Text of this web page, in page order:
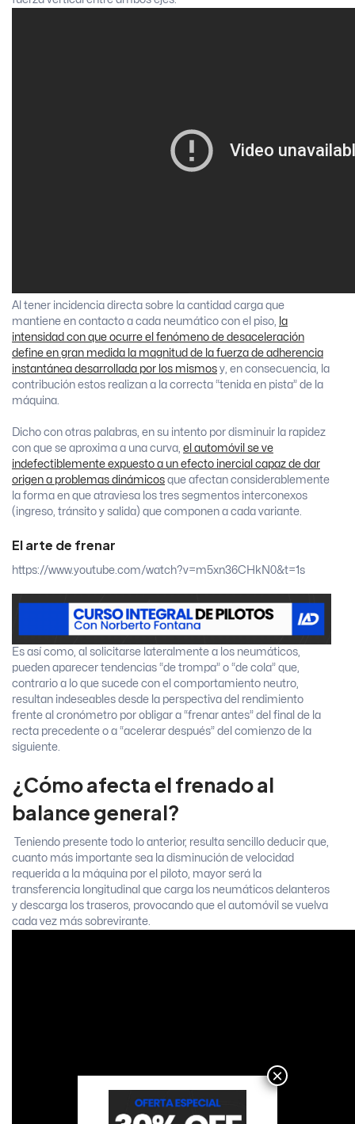
Al tener incidencia directa sobre la cantidad carga que
mantiene en contacto a cada neumático con el piso,
la
intensidad con que ocurre el fenómeno de desaceleración
define en gran medida la magnitud de la fuerza de adherencia
instantánea desarrollada por los mismos y, en consecuencia, la
contribución estos realizan a la correcta “tenida en pista” de la
máquina.
Dicho con otras palabras, en su intento por disminuir la rapidez
con que se aproxima a una curva, el automóvil se ve
indefectiblemente expuesto a un efecto inercial capaz de dar
origen a problemas dinámicos que afectan considerablemente
la forma en que atraviesa los tres segmentos interconexos
(ingreso, tránsito y salida) que componen a cada variante.
El arte de frenar
https://www.youtube.com/watch?v=m5xn36CHkN0&t=1s
Es así como, al solicitarse lateralmente a los neumáticos,
pueden aparecer tendencias “de trompa” o “de cola” que,
contrario a lo que sucede con el comportamiento neutro,
resultan indeseables desde la perspectiva del rendimiento
frente al cronómetro por obligar a “frenar antes” del final de la
recta precedente o a “acelerar después” del comienzo de la
siguiente.
¿Cómo afecta el frenado al
balance general?
Teniendo presente todo lo anterior, resulta sencillo deducir que,
cuanto más importante sea la disminución de velocidad
requerida a la máquina por el piloto, mayor será la
transferencia longitudinal que carga los neumáticos delanteros
y descarga los traseros, provocando que el automóvil se vuelva
cada vez más sobrevirante.
×